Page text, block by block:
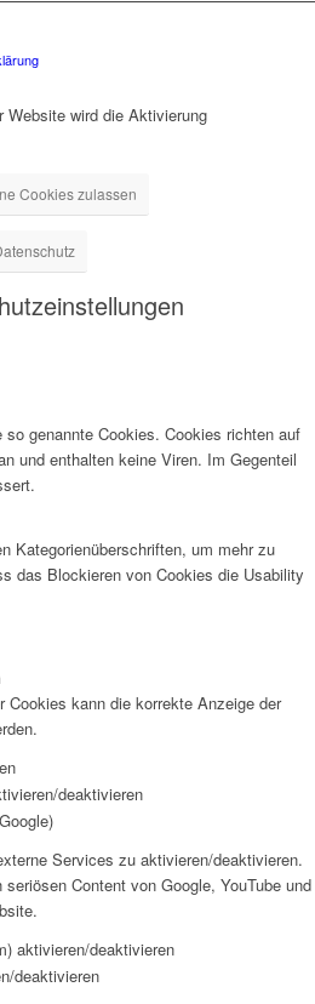
Website wird die Aktivierung
Cookies zulassen
genannte Cookies. Cookies richten auf
und enthalten keine Viren. Im Gegenteil
Kategorienüberschriften, um mehr zu
das Blockieren von Cookies die Usability
Cookies kann die korrekte Anzeige der
deaktivieren
Services zu aktivieren/deaktivieren.
Content von Google, YouTube und
aktivieren/deaktivieren
deaktivieren